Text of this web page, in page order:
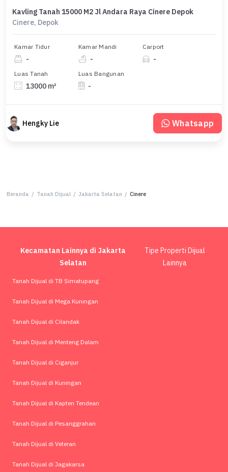
Kavling Tanah 15000 M2 Jl Andara Raya Cinere Depok
Cinere, Depok
Kamar Tidur
-
Kamar Mandi
-
Carport
-
Luas Tanah
13000 m²
Luas Bangunan
-
Hengky Lie Whatsapp
Beranda / Tanah Dijual / Jakarta Selatan / Cinere
Kecamatan Lainnya di Jakarta
Selatan
Tipe Properti Dijual
Lainnya
Tanah Dijual di TB Simatupang
Tanah Dijual di Mega Kuningan
Tanah Dijual di Cilandak
Tanah Dijual di Menteng Dalam
Tanah Dijual di Ciganjur
Tanah Dijual di Kuningan
Tanah Dijual di Kapten Tendean
Tanah Dijual di Pesanggrahan
Tanah Dijual di Veteran
Tanah Dijual di Jagakarsa